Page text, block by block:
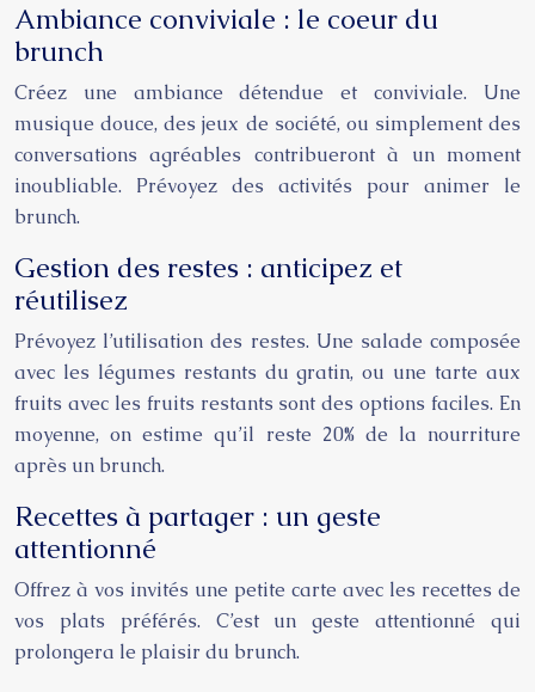
Ambiance conviviale : le coeur du
brunch
Créez une ambiance détendue et conviviale. Une
musique douce, des jeux de société, ou simplement des
conversations agréables contribueront à un moment
inoubliable. Prévoyez des activités pour animer le
brunch.
Gestion des restes : anticipez et
réutilisez
Prévoyez l’utilisation des restes. Une salade composée
avec les légumes restants du gratin, ou une tarte aux
fruits avec les fruits restants sont des options faciles. En
moyenne, on estime qu’il reste 20% de la nourriture
après un brunch.
Recettes à partager : un geste
attentionné
Offrez à vos invités une petite carte avec les recettes de
vos plats préférés. C’est un geste attentionné qui
prolongera le plaisir du brunch.